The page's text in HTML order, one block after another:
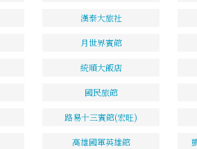
漢泰大旅社
月世界賓館
統順大飯店
國民旅館
路易十三賓館(宏旺)
高雄國軍英雄館